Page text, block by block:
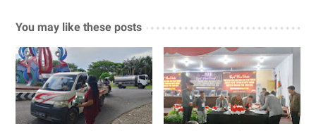
You may like these posts